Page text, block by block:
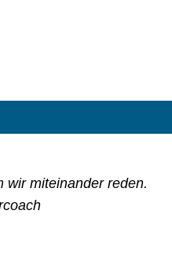
wir miteinander reden.